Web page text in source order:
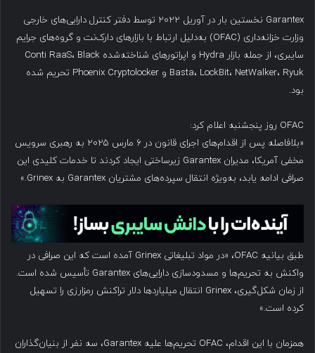
Garantex نخستین بار در آوریل ۲۰۲۲ توسط دفتر کنترل دارایی‌های خارجی
وزارت خزانه‌داری (OFAC) به‌دلیل ارتباط با بازارهای دارک‌نت و گروه‌های جرایم
سایبری، از جمله بازار Hydra و اپراتورهای شناخته‌شده Conti RaaS، Black
Basta، LockBit، NetWalker، Ryuk و Phoenix Cryptolocker تحریم شده
بود.
OFAC روز پنجشنبه اعلام کرد:
«بلافاصله پس از اقدام‌های اجرای قانون در ۶ مارس ۲۰۲۵ به رهبری سرویس
مخفی آمریکا، مدیران Garantex زیرساختی ایجاد کردند تا خدمات کلیدی این
صرافی ادامه یابد، به‌ویژه انتقال سپرده‌های مشتریان Garantex به Grinex.»
طبق بیانیه OFAC، «در مواد تبلیغاتی Grinex آمده است که این صرافی در
واکنش به تحریم‌ها و مسدودسازی دارایی‌های Garantex تأسیس شده است.
از زمان شکل‌گیری، Grinex انتقال میلیاردها دلار تراکنش رمزارزی را تسهیل
کرده است.»
همزمان با این اقدام، OFAC تحریم‌ها علیه Garantex، سه نفر از بنیان‌گذاران